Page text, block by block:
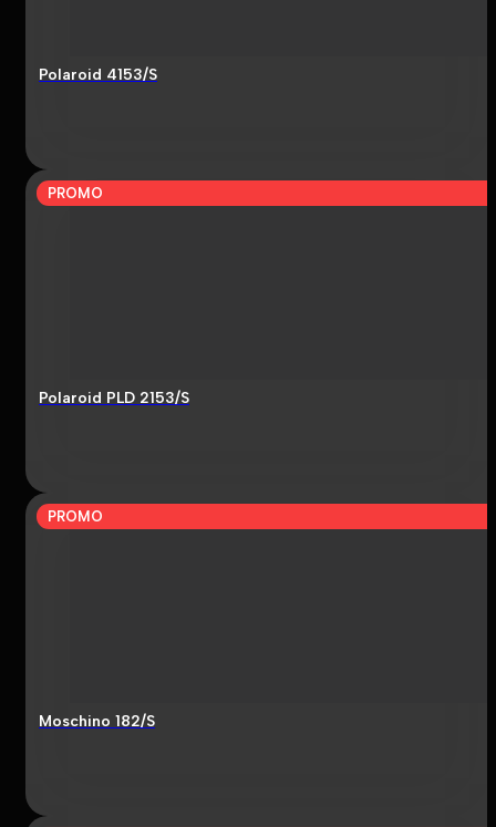
Polaroid 4153/S
PROMO
Polaroid PLD 2153/S
PROMO
Moschino 182/S